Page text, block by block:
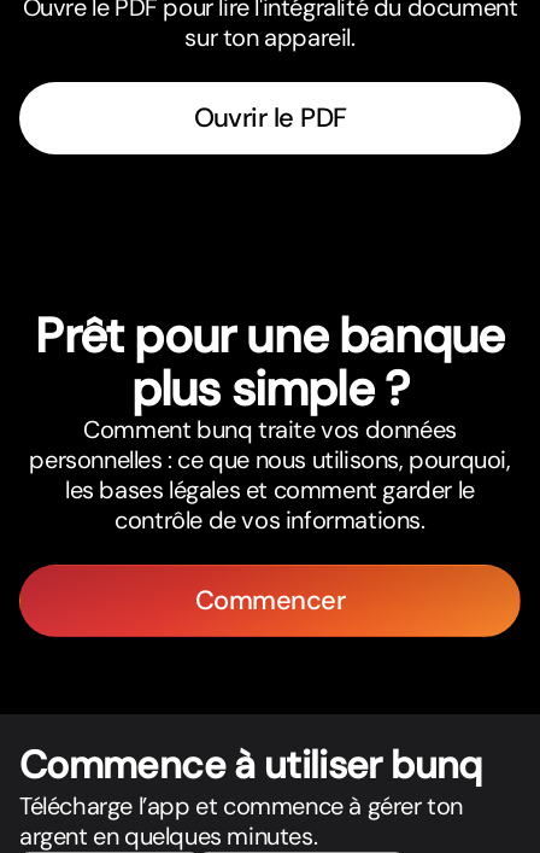
Ouvre le PDF pour lire l'intégralité du document
sur ton appareil.
Ouvrir le PDF
Prêt pour une banque
plus simple ?
Comment bunq traite vos données
personnelles : ce que nous utilisons, pourquoi,
les bases légales et comment garder le
contrôle de vos informations.
Commencer
Commence à utiliser bunq
Télécharge l’app et commence à gérer ton
argent en quelques minutes.